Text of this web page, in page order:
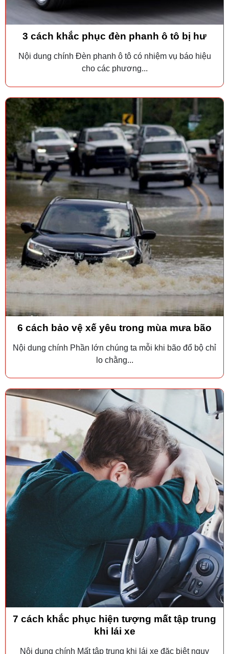
3 cách khắc phục đèn phanh ô tô bị hư
Nội dung chính Đèn phanh ô tô có nhiệm vụ báo hiệu
cho các phương...
6 cách bảo vệ xế yêu trong mùa mưa bão
Nội dung chính Phần lớn chúng ta mỗi khi bão đổ bộ chỉ
lo chằng...
7 cách khắc phục hiện tượng mất tập trung
khi lái xe
Nội dung chính Mất tập trung khi lái xe đặc biệt nguy